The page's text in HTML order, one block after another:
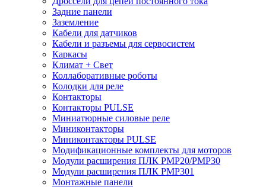
Задние панели
Заземление
Кабели для датчиков
Кабели и разъемы для сервосистем
Каркасы
Климат + Свет
Коллаборативные роботы
Колодки для реле
Контакторы
Контакторы PULSE
Миниатюрные силовые реле
Миниконтакторы
Миниконтакторы PULSE
Модификационные комплекты для моторов
Модули расширения ПЛК PMP20/PMP30
Модули расширения ПЛК PMP301
Монтажные панели